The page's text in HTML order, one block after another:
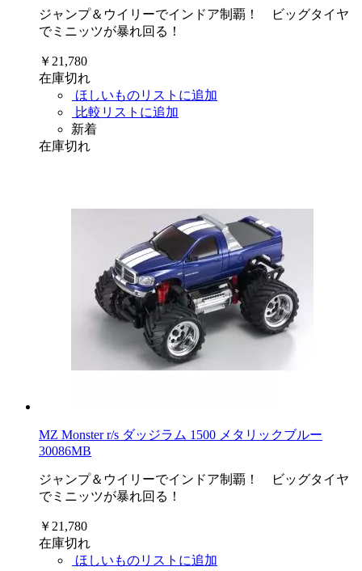
ジャンプ＆ウイリーでインドア制覇！ ビッグタイヤ
でミニッツが暴れ回る！
￥21,780
在庫切れ
ほしいものリストに追加
比較リストに追加
新着
在庫切れ
MZ Monster r/s ダッジラム 1500 メタリックブルー
30086MB
ジャンプ＆ウイリーでインドア制覇！ ビッグタイヤ
でミニッツが暴れ回る！
￥21,780
在庫切れ
ほしいものリストに追加